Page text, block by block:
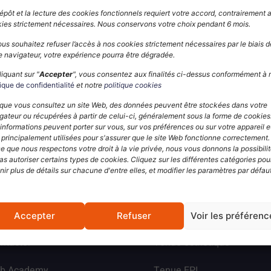
et la lecture des cookies fonctionnels requiert votre accord, contrairement
strictement nécessaires. Nous conservons votre choix pendant 6 mois.
souhaitez refuser l’accès à nos cookies strictement nécessaires par le biais
navigateur, votre expérience pourra être dégradée.
sur "Accepter", vous consentez aux finalités ci-dessus conformément à
de confidentialité et notre politique cookies
vous consultez un site Web, des données peuvent être stockées dans votre
ou récupérées à partir de celui-ci, généralement sous la forme de
peuvent porter sur vous, sur vos préférences ou sur votre appareil
utilisées pour s'assurer que le site Web fonctionne correctement.
que nous respectons votre droit à la vie privée, nous vous donnons la
autoriser certains types de cookies. Cliquez sur les différentes catégories
plus de détails sur chacune d'entre elles, et modifier les paramètres par
Accepter Refuser Voir les
pour les entreprises La ville de Lyon est une
à sa position géographique centrale et son réseau
[…]
nous ?
faire
Tenue d’image
Tenue de travail
Tenue esthétique